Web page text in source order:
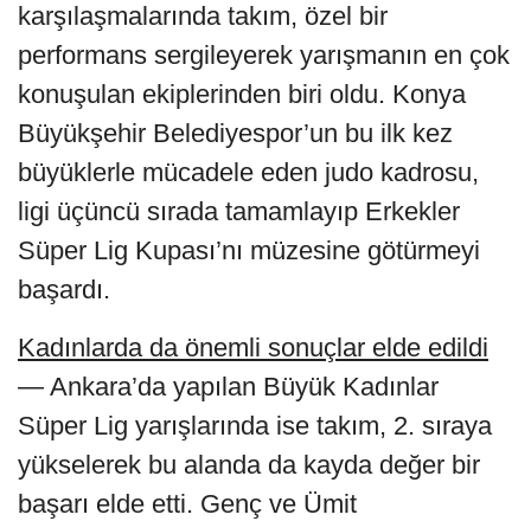
karşılaşmalarında takım, özel bir
performans sergileyerek yarışmanın en çok
konuşulan ekiplerinden biri oldu. Konya
Büyükşehir Belediyespor’un bu ilk kez
büyüklerle mücadele eden judo kadrosu,
ligi üçüncü sırada tamamlayıp Erkekler
Süper Lig Kupası’nı müzesine götürmeyi
başardı.
Kadınlarda da önemli sonuçlar elde edildi
— Ankara’da yapılan Büyük Kadınlar
Süper Lig yarışlarında ise takım, 2. sıraya
yükselerek bu alanda da kayda değer bir
başarı elde etti. Genç ve Ümit